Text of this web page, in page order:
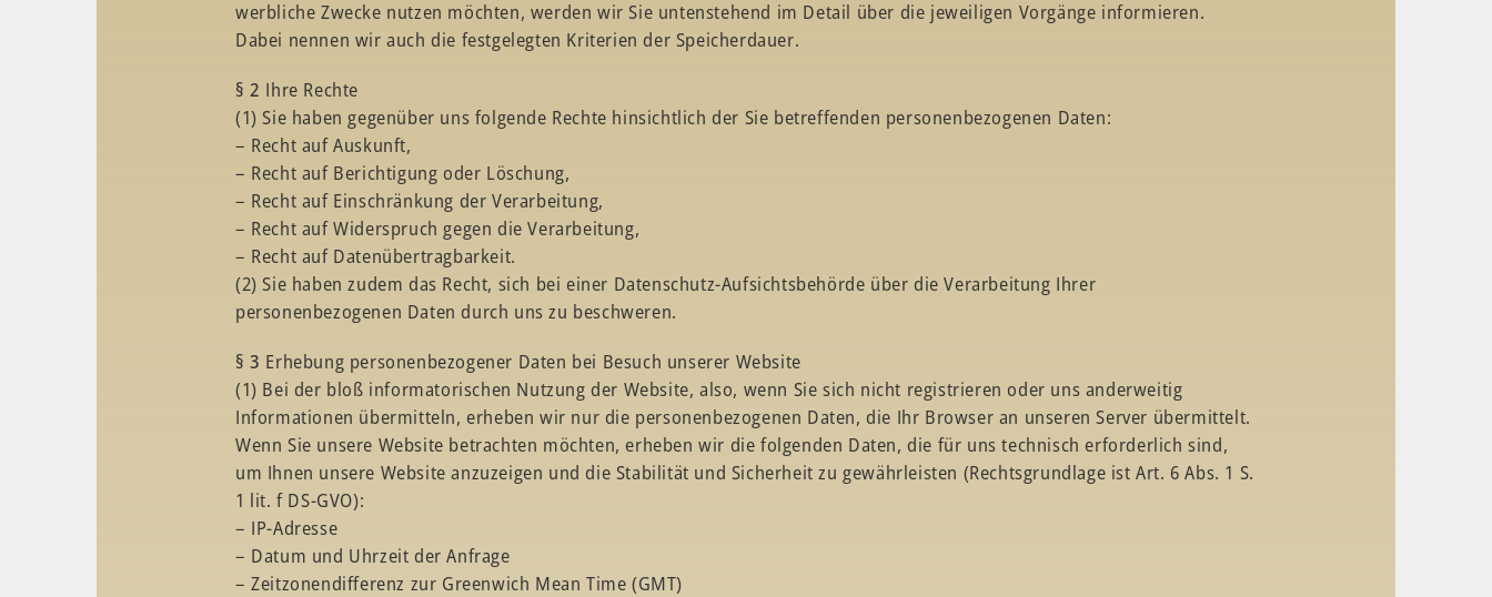
werbliche Zwecke nutzen möchten, werden wir Sie untenstehend im Detail über die jeweiligen Vorgänge informieren.
Dabei nennen wir auch die festgelegten Kriterien der Speicherdauer.
§ 2 Ihre Rechte
(1) Sie haben gegenüber uns folgende Rechte hinsichtlich der Sie betreffenden personenbezogenen Daten:
– Recht auf Auskunft,
– Recht auf Berichtigung oder Löschung,
– Recht auf Einschränkung der Verarbeitung,
– Recht auf Widerspruch gegen die Verarbeitung,
– Recht auf Datenübertragbarkeit.
(2) Sie haben zudem das Recht, sich bei einer Datenschutz-Aufsichtsbehörde über die Verarbeitung Ihrer
personenbezogenen Daten durch uns zu beschweren.
§ 3 Erhebung personenbezogener Daten bei Besuch unserer Website
(1) Bei der bloß informatorischen Nutzung der Website, also, wenn Sie sich nicht registrieren oder uns anderweitig
Informationen übermitteln, erheben wir nur die personenbezogenen Daten, die Ihr Browser an unseren Server übermittelt.
Wenn Sie unsere Website betrachten möchten, erheben wir die folgenden Daten, die für uns technisch erforderlich sind,
um Ihnen unsere Website anzuzeigen und die Stabilität und Sicherheit zu gewährleisten (Rechtsgrundlage ist Art. 6 Abs. 1 S.
1 lit. f DS-GVO):
– IP-Adresse
– Datum und Uhrzeit der Anfrage
– Zeitzonendifferenz zur Greenwich Mean Time (GMT)